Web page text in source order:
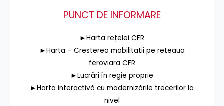
PUNCT DE INFORMARE
►Harta rețelei CFR
►Harta – Cresterea mobilitatii pe reteaua
feroviara CFR
►Lucrări în regie proprie
►Harta interactivă cu modernizările trecerilor la
nivel